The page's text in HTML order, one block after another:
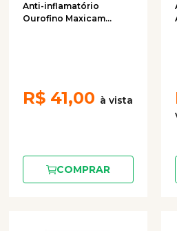
Anti-inflamatório
Ourofino Maxicam
R$ 41,00
COMPRAR